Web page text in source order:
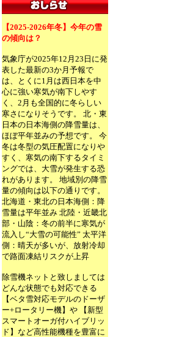
【2025-2026年冬】今年の雪
の傾向は？
気象庁が2025年12月23日に発
表した最新の3か月予報で
は、とくに1月は西日本を中
心に強い寒気が南下しやす
く、2月も全国的に冬らしい
寒さになりそうです。 北・東
日本の日本海側の降雪量は、
ほぼ平年並みの予想です。 今
冬は冬型の気圧配置になりや
すく、寒気の南下するタイミ
ングでは、大雪が発生する恐
れがあります。 地域別の降雪
量の傾向は以下の通りです。
北海道・東北の日本海側：降
雪量は平年並み 北陸・近畿北
部・山陰：冬の前半に寒気が
流入し“大雪の可能性” 太平洋
側：晴天が多いが、放射冷却
で路面凍結リスクが上昇
除雪機ネットと致しましては
どんな状態でも対応できる
【ベタ雪対応モデルのドーザ
ー+ロータリー機】や 【新型
スマートオーガ付ハイブリッ
ド】など高性能機種を豊富に